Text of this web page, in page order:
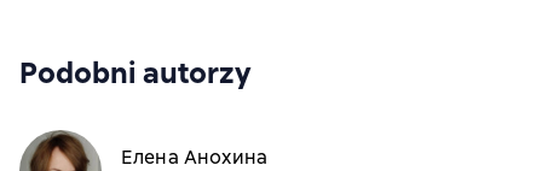
Podobni autorzy
Елена Анохина